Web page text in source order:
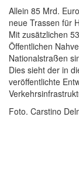
Allein 85 Mrd.
neue Trassen für
Mit zusätzlichen
Öffentlichen
Nationalstraßen
Dies sieht der in
veröffentlichte
Foto. Carstino